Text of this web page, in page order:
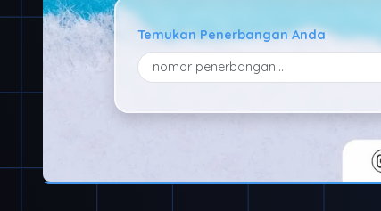
Temukan Penerbangan Anda